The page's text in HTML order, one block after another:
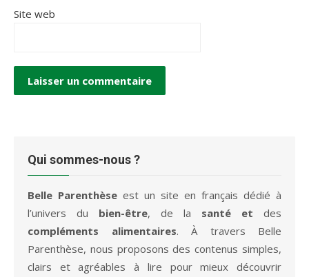
Site web
Qui sommes-nous ?
Belle Parenthèse est un site en français dédié à
l’univers du bien-être, de la santé et des
compléments alimentaires. À travers Belle
Parenthèse, nous proposons des contenus simples,
clairs et agréables à lire pour mieux découvrir